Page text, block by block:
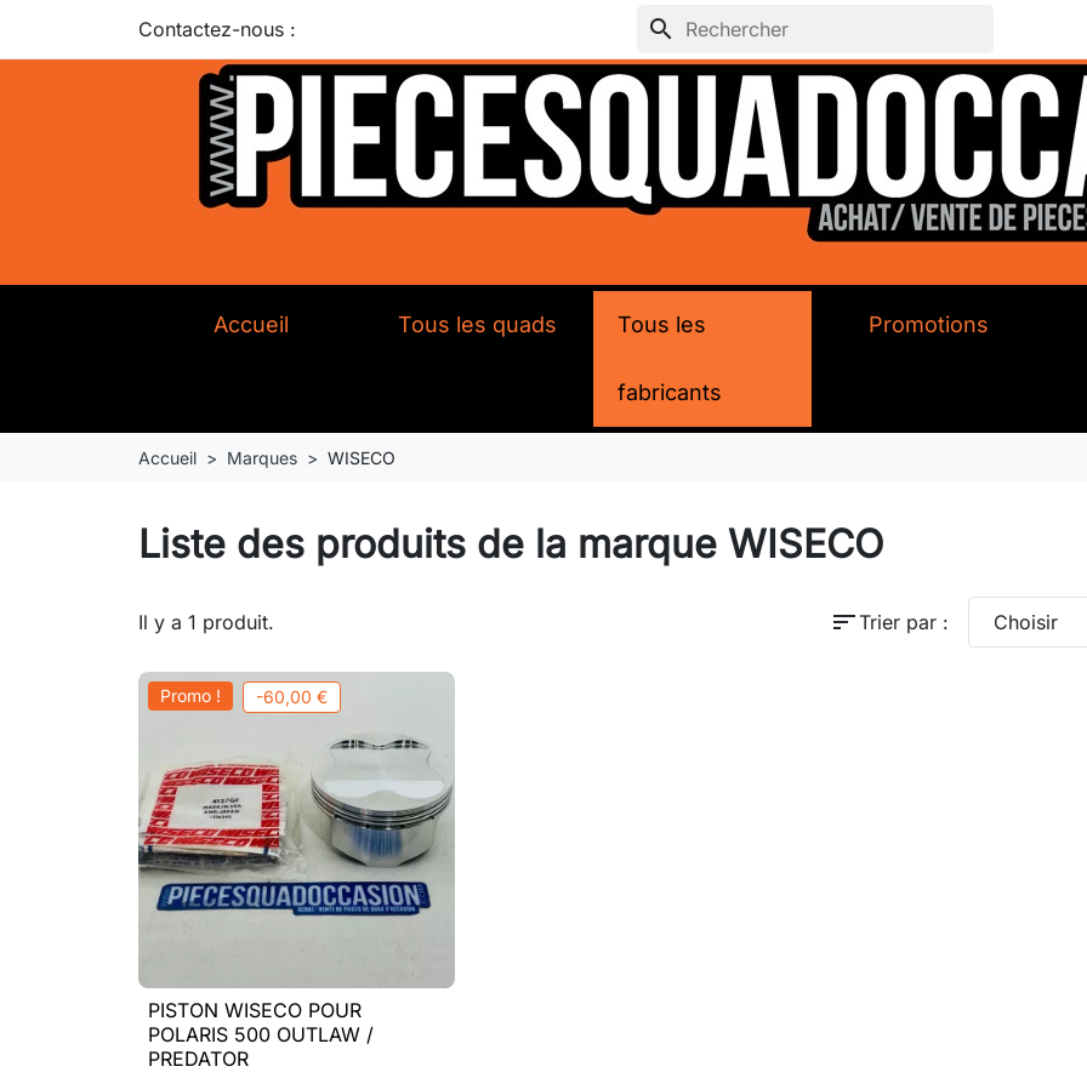
Contactez-nous : search
Accueil Tous les quads Tous les
fabricants
Promotions
Accueil Marques WISECO
Liste des produits de la marque WISECO
Il y a 1 produit. sortTrier par : Choisir
Promo ! -60,00 €
 Aperçu rapide
PISTON WISECO POUR
POLARIS 500 OUTLAW /
PREDATOR